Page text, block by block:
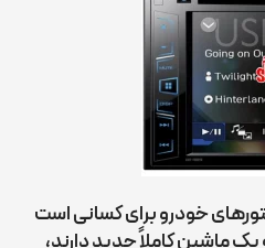
خودرو برای کسانی است
ماشین کاملاً جدید دارند،